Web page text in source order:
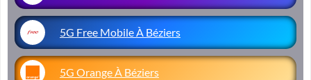
5G Free Mobile À Béziers
5G Orange À Béziers